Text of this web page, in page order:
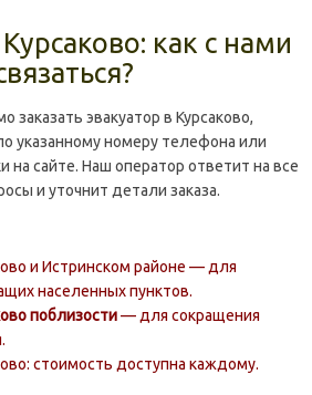
как с нами
эвакуатор в Курсаково,
указанному номеру телефона или
на сайте. Наш оператор ответит на все
и уточнит детали заказа.
и Истринском районе — для
населенных пунктов.
поблизости— для сокращения
стоимость доступна каждому.